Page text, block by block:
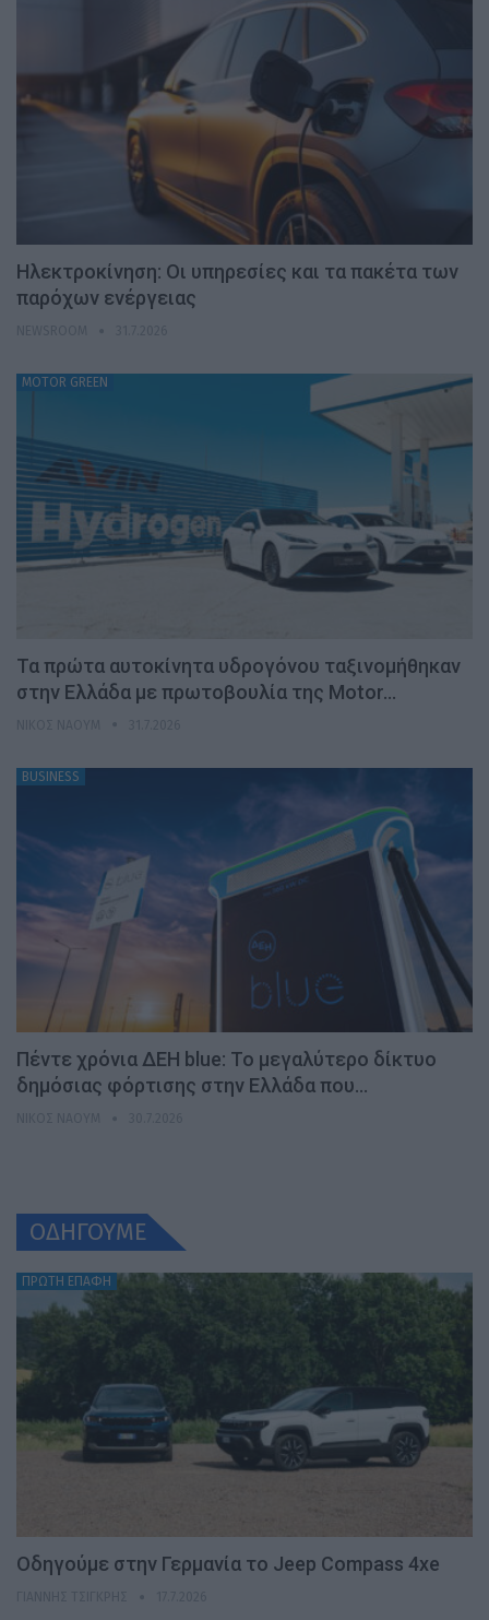
Ηλεκτροκίνηση: Οι υπηρεσίες και τα πακέτα των
παρόχων ενέργειας
MOTOR GREEN
Τα πρώτα αυτοκίνητα υδρογόνου ταξινομήθηκαν
στην Ελλάδα με πρωτοβουλία της Motor…
BUSINESS
Πέντε χρόνια ΔΕΗ blue: Το μεγαλύτερο δίκτυο
δημόσιας φόρτισης στην Ελλάδα που…
ΟΔΗΓΟΥΜΕ
ΠΡΩΤΗ ΕΠΑΦΗ
Οδηγούμε στην Γερμανία το Jeep Compass 4xe